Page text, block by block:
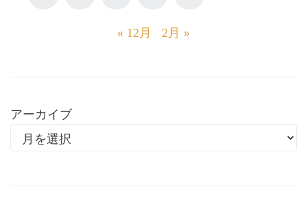
« 12月 2月 »
アーカイブ